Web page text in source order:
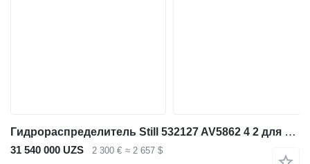
Гидрораспределитель Still 532127 AV5862 4 2 для вилочного погрузчика
31 540 000 UZS 2 300 € ≈ 2 657 $